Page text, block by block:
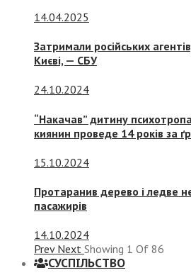
14.04.2025
Затримали російських
Києві, — СБУ
24.10.2024
“Накачав” дитину
киянин проведе 14 років за
15.10.2024
Протаранив дерево і ледве
пасажирів
14.10.2024
Prev Next Showing 1 Of 86
СУСПIЛЬСТВО